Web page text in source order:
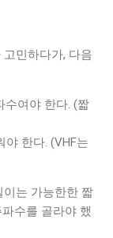
민하다가, 다음
수여야 한다. (짧
야 한다. (VHF는
는 가능한한 짧
수를 골라야 했